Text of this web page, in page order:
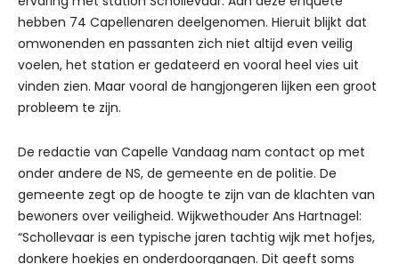
hebben 74 Capellenaren deelgenomen. Hieruit blijkt dat
omwonenden en passanten zich niet altijd even veilig
voelen, het station er gedateerd en vooral heel vies uit
vinden zien. Maar vooral de hangjongeren lijken een groot
probleem te zijn.
De redactie van Capelle Vandaag nam contact op met
onder andere de NS, de gemeente en de politie. De
gemeente zegt op de hoogte te zijn van de klachten van
bewoners over veiligheid. Wijkwethouder Ans Hartnagel:
“Schollevaar is een typische jaren tachtig wijk met hofjes,
donkere hoekjes en onderdoorgangen. Dit geeft soms